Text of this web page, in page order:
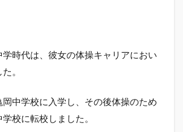
時代は、彼女の体操キャリアにおい
。
中学校に入学し、その後体操のため
校に転校しました。